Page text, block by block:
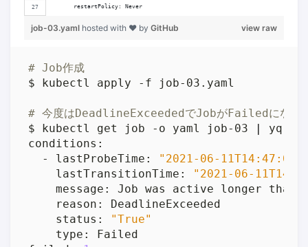
      restartPolicy: Never
view raw
job-03.yaml hosted with ❤ by GitHub
# Job作成
# 今度はDeadlineExceededでJobがFailedになっ
$ kubectl get job -o yaml job-03
|
yq -
  - lastProbeTime:
"2021-06-
    lastTransitionTime:
"2021-06-
    status:
"True"